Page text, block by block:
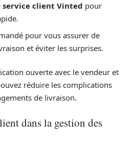
service client Vinted pour
pour vous assurer de
et éviter les surprises.
ouverte avec le vendeur et
réduire les complications
de livraison.
dans la gestion des